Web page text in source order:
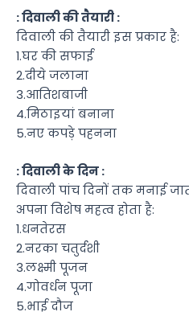
: दिवाली की तैयारी :
दिवाली की तैयारी इस प्रकार है:
1.घर की सफाई
2.दीये जलाना
3.आतिशबाजी
4.मिठाइयां बनाना
5.नए कपड़े पहनना
: दिवाली के दिन :
दिवाली पांच दिनों तक मनाई
अपना विशेष महत्व होता है:
1.धनतेरस
2.नरका चतुर्दशी
3.लक्ष्मी पूजन
4.गोवर्धन पूजा
5.भाई दौज